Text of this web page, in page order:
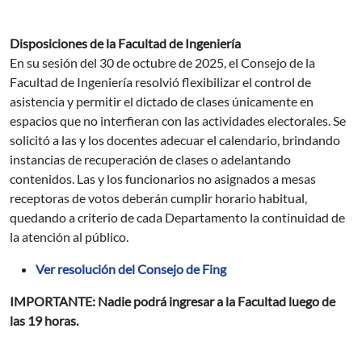
Disposiciones de la Facultad de Ingeniería
En su sesión del 30 de octubre de 2025, el Consejo de la
Facultad de Ingeniería resolvió flexibilizar el control de
asistencia y permitir el dictado de clases únicamente en
espacios que no interfieran con las actividades electorales. Se
solicitó a las y los docentes adecuar el calendario, brindando
instancias de recuperación de clases o adelantando
contenidos. Las y los funcionarios no asignados a mesas
receptoras de votos deberán cumplir horario habitual,
quedando a criterio de cada Departamento la continuidad de
la atención al público.
Ver resolución del Consejo de Fing
IMPORTANTE: Nadie podrá ingresar a la Facultad luego de
las 19 horas.